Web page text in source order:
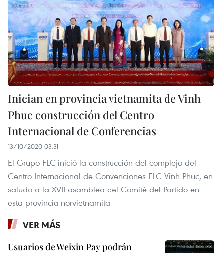
Inician en provincia vietnamita de Vinh
Phuc construcción del Centro
Internacional de Conferencias
13/10/2020 03:31
El Grupo FLC inició la construcción del complejo del
Centro Internacional de Convenciones FLC Vinh Phuc, en
saludo a la XVII asamblea del Comité del Partido en
esta provincia norvietnamita.
VER MÁS
Usuarios de Weixin Pay podrán